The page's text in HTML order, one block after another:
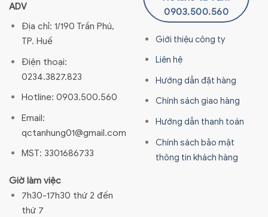
ADV
Địa chỉ: 1/190 Trần Phú,
TP. Huế
Điện thoại:
0234.3827.823
Hotline: 0903.500.560
Email:
qctanhung01@gmail.com
MST: 3301686733
Giờ làm việc
7h30-17h30 thứ 2 đến
thứ 7
0903.500.560
Giới thiệu công ty
Liên hệ
Hướng dẫn đặt hàng
Chính sách giao hàng
Hướng dẫn thanh toán
Chính sách bảo mật
thông tin khách hàng